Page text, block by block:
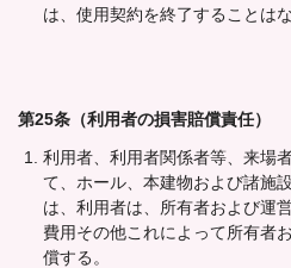
は、使用契約を終了することはな
第25条（利用者の損害賠償責任）
利用者、利用者関係者等、来場
て、ホール、本建物および諸施
は、利用者は、所有者および運
費用その他これによって所有者
償する。